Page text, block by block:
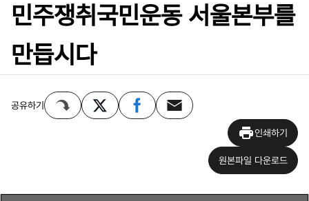
민주쟁취국민운동 서울본부를
만듭시다
공유하기
인쇄하기
원본파일 다운로드